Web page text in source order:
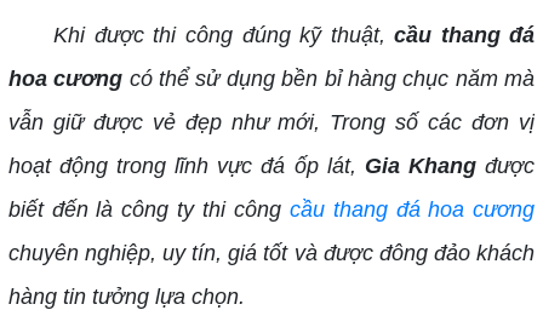
Khi được thi công đúng kỹ thuật, cầu thang đá
hoa cương có thể sử dụng bền bỉ hàng chục năm mà
vẫn giữ được vẻ đẹp như mới, Trong số các đơn vị
hoạt động trong lĩnh vực đá ốp lát, Gia Khang được
biết đến là công ty thi công cầu thang đá hoa cương
chuyên nghiệp, uy tín, giá tốt và được đông đảo khách
hàng tin tưởng lựa chọn.